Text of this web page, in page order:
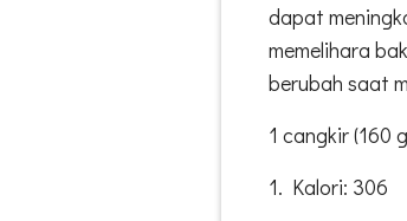
dapat
memelihara
berubah saat
1 cangkir (160
1. Kalori: 306